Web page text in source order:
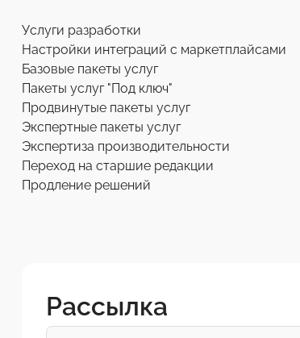
Услуги разработки
Настройки интеграций с маркетплайсами
Базовые пакеты услуг
Пакеты услуг "Под ключ"
Продвинутые пакеты услуг
Экспертные пакеты услуг
Экспертиза производительности
Переход на старшие редакции
Продление решений
Рассылка